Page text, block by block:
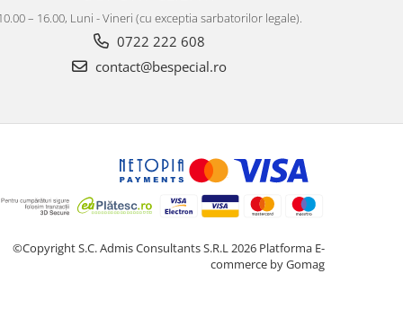
– 16.00, Luni - Vineri (cu exceptia sarbatorilor legale).
0722 222 608
contact@bespecial.ro
©Copyright S.C. Admis Consultants S.R.L 2026 Platforma E-
commerce by Gomag